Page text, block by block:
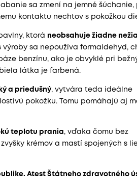
sa zmení na jemné šúchanie,
kontaktu nechtov s pokožkou
ktorá neobsahuje žiadne
výroby sa nepoužíva formaldehyd,
benzínu, ako je obvyklé pri
látka je farbená.
a priedušný, vytvára teda ideálne
pokožku. Tomu pomáhajú aj
teplotu prania, vďaka čomu bez
krémov a mastí spojených s
Atest Štátneho zdravotného